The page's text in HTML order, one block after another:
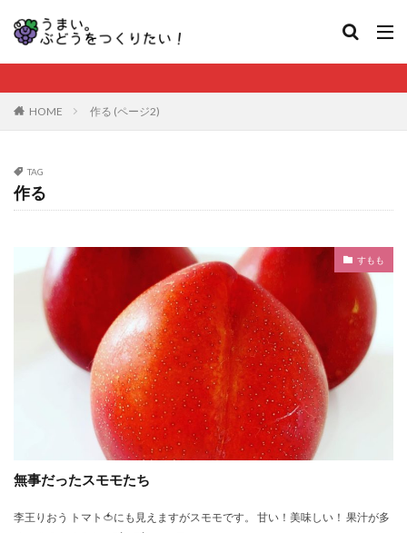
HOME 作る (ページ2)
TAG
作る
すもも
無事だったスモモたち
李王りおう トマト🍅にも見えますがスモモです。 甘い！美味しい！ 果汁が多